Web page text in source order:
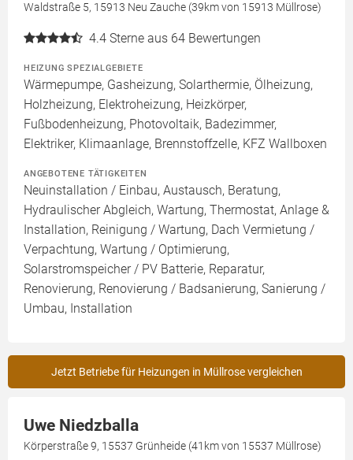
Waldstraße 5, 15913 Neu Zauche (39km von 15913 Müllrose)
4.4 Sterne aus 64 Bewertungen
HEIZUNG SPEZIALGEBIETE
Wärmepumpe, Gasheizung, Solarthermie, Ölheizung,
Holzheizung, Elektroheizung, Heizkörper,
Fußbodenheizung, Photovoltaik, Badezimmer,
Elektriker, Klimaanlage, Brennstoffzelle, KFZ Wallboxen
ANGEBOTENE TÄTIGKEITEN
Neuinstallation / Einbau, Austausch, Beratung,
Hydraulischer Abgleich, Wartung, Thermostat, Anlage &
Installation, Reinigung / Wartung, Dach Vermietung /
Verpachtung, Wartung / Optimierung,
Solarstromspeicher / PV Batterie, Reparatur,
Renovierung, Renovierung / Badsanierung, Sanierung /
Umbau, Installation
Jetzt Betriebe für Heizungen in Müllrose vergleichen
Uwe Niedzballa
Körperstraße 9, 15537 Grünheide (41km von 15537 Müllrose)